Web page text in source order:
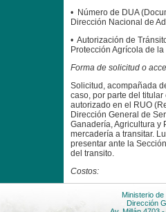
• Número de DUA
Dirección Nacional de
• Autorización de
Protección Agrícola de
Forma de solicitud o
Solicitud, acompañada
caso, por parte del
autorizado en el RUO
Dirección General de
Ganadería, Agricultura y
mercadería a transitar.
presentar ante la
del transito.
Costos:
con 66/00 pesos) en el
Ministerio
Dirección